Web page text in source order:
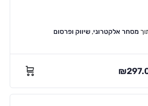
מסחר אלקטרוני, שיווק ופרסום
₪